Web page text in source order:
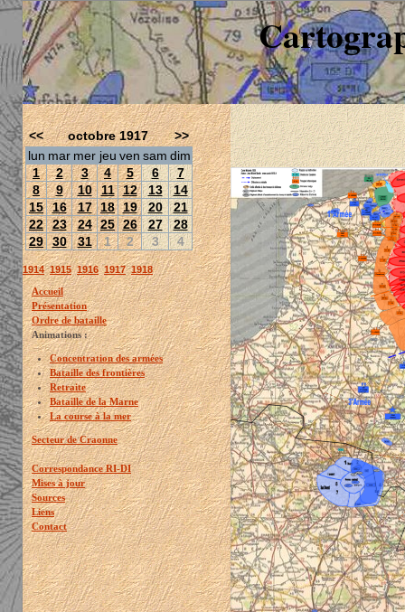
<< octobre 1917
>>
lun mar mer jeu ven sam dim
1
2 3 4 5 6
7
8
9 10 11 12 13
14
15 16 17 18 19 20
21
22 23 24 25 26 27
28
29 30 31 1 2 3 4
1914 1915 1916 1917 1918
Accueil
Présentation
Ordre de bataille
Animations :
Concentration des armées
Bataille des frontières
Retraite
Bataille de la Marne
La course à la mer
Secteur de Craonne
Correspondance RI-DI
Mises à jour
Sources
Liens
Contact